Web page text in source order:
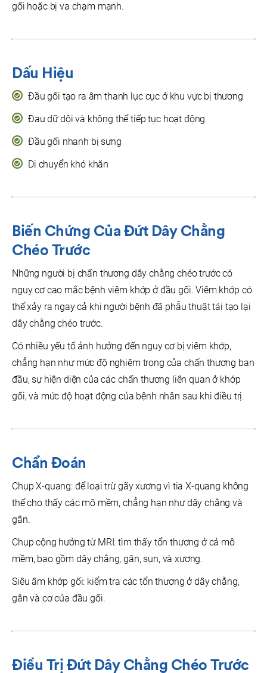
gối hoặc bị va chạm mạnh.
Dấu Hiệu
Đầu gối tạo ra âm thanh lục cục ở khu vực bị thương
Đau dữ dội và không thể tiếp tục hoạt động
Đầu gối nhanh bị sưng
Di chuyển khó khăn
Biến Chứng Của ĐỨt Dây Chằng
Chéo Trước
Những người bị chấn thương dây chằng chéo trước có
nguy cơ cao mắc bệnh viêm khớp ở đầu gối. Viêm khớp có
thể xảy ra ngay cả khi người bệnh đã phẫu thuật tái tạo lại
dây chằng chéo trước.
Có nhiều yếu tố ảnh hưởng đến nguy cơ bị viêm khớp,
chẳng hạn như mức độ nghiêm trọng của chấn thương ban
đầu, sự hiện diện của các chấn thương liên quan ở khớp
gối, và mức độ hoạt động của bệnh nhân sau khi điều trị.
Chẩn Đoán
Chụp X-quang: để loại trừ gãy xương vì tia X-quang không
thể cho thấy các mô mềm, chẳng hạn như dây chằng và
gân.
Chụp cộng hưởng từ MRI: tìm thấy tổn thương ở cả mô
mềm, bao gồm dây chằng, gân, sụn, và xương.
Siêu âm khớp gối: kiểm tra các tổn thương ở dây chằng,
gân và cơ của đầu gối.
Điều TrịĐỨt Dây Chằng Chéo Trước